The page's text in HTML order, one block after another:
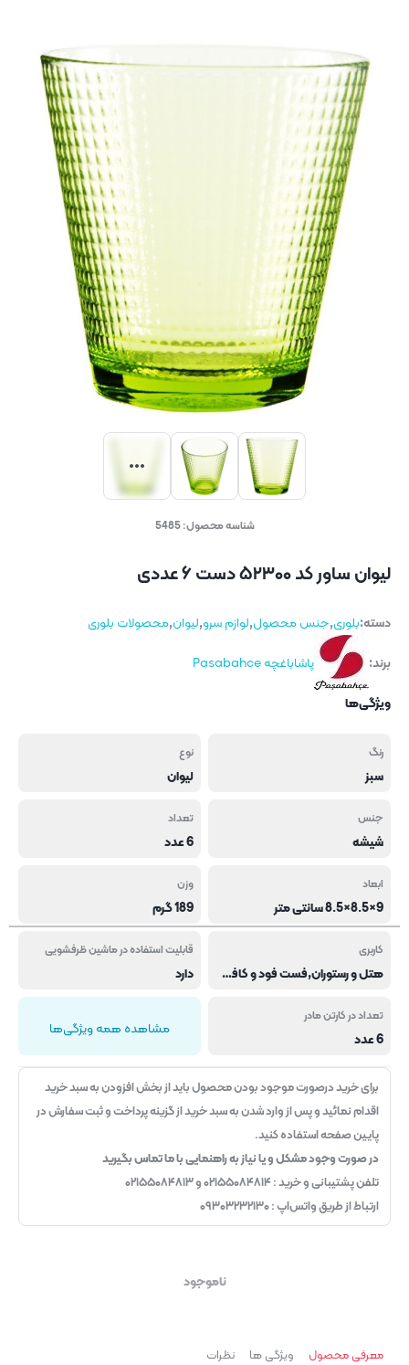
شناسه محصول:5485
لیوان ساور کد ۵۲۳۰۰ دست ۶ عددی
دسته:بلوری,جنس محصول,لوازم سرو,لیوان,محصولات بلوری
برند:
پاشاباغچه Pasabahce
ویژگی‌ها
رنگ
سبز
نوع
لیوان
جنس
شیشه
تعداد
6 عدد
ابعاد
9×8.5×8.5 سانتی متر
وزن
189 گرم
کاربری
هتل و رستوران,فست فود و کافی شاپ
قابلیت استفاده در ماشین ظرفشویی
دارد
تعداد در کارتن مادر
6 عدد مشاهده همه ویژگی‌ها
برای خرید درصورت موجود بودن محصول باید از بخش افزودن به سبد خرید
اقدام نمائید و پس از وارد شدن به سبد خرید از گزینه پرداخت و ثبت سفارش در
پایین صفحه استفاده کنید.
در صورت وجود مشکل و یا نیاز به راهنمایی با ما تماس بگیرید
تلفن پشتیبانی و خرید : ۰۲۱۵۵۰۸۴۸۱۴ و ۰۲۱۵۵۰۸۴۸۱۳
ارتباط از طریق واتس‌اپ : ۰۹۳۰۳۲۳۲۱۳۰
ناموجود
معرفی محصول ویژگی ها نظرات